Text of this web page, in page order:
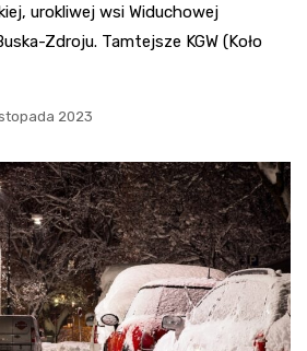
urokliwej wsi Widuchowej
Zdroju. Tamtejsze KGW (Koło
2023